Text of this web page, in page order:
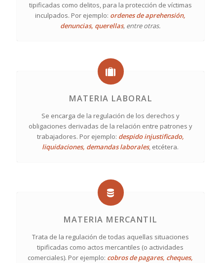
tipificadas como delitos, para la protección de víctimas
inculpados. Por ejemplo: ordenes de aprehensión,
denuncias, querellas, entre otras.
MATERIA LABORAL
Se encarga de la regulación de los derechos y
obligaciones derivadas de la relación entre patrones y
trabajadores. Por ejemplo: despido injustificado,
liquidaciones, demandas laborales, etcétera.
MATERIA MERCANTIL
Trata de la regulación de todas aquellas situaciones
tipificadas como actos mercantiles (o actividades
comerciales). Por ejemplo: cobros de pagares, cheques,